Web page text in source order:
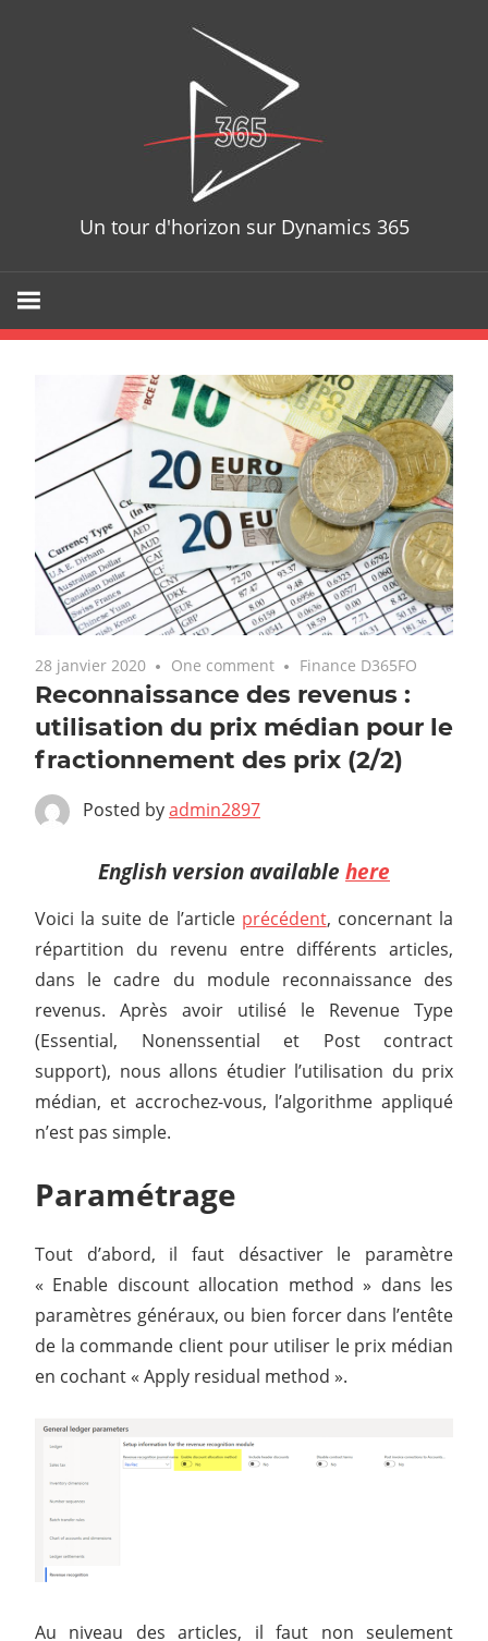
Un tour d'horizon sur Dynamics 365
28 janvier 2020 One comment Finance D365FO
Reconnaissance des revenus :
utilisation du prix médian pour le
fractionnement des prix (2/2)
Posted byadmin2897
English version available here
Voici la suite de l’article précédent, concernant la
répartition du revenu entre différents articles,
dans le cadre du module reconnaissance des
revenus. Après avoir utilisé le Revenue Type
(Essential, Nonenssential et Post contract
support), nous allons étudier l’utilisation du prix
médian, et accrochez-vous, l’algorithme appliqué
n’est pas simple.
Paramétrage
Tout d’abord, il faut désactiver le paramètre
« Enable discount allocation method » dans les
paramètres généraux, ou bien forcer dans l’entête
de la commande client pour utiliser le prix médian
en cochant « Apply residual method ».
Au niveau des articles, il faut non seulement